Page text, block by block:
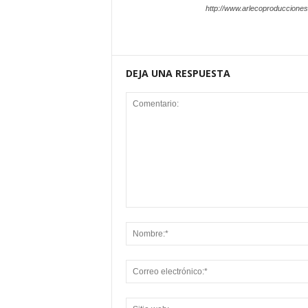
http://
DEJA UNA RESPUESTA